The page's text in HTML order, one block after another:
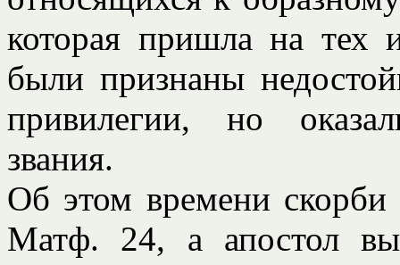
которая пришла на тех
были признаны
привилегии, но
звания.
Об этом времени скорби
Матф. 24, а апостол